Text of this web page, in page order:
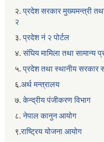
२. प्रदेश सरकार मुख्यमन्त्री
२
३.प्रदेश नं २ पोर्टल
४.संघिय मामिला तथा सामान्य
५.प्रदेश तथा स्थानीय सरकार
६.अर्थ मन्त्रालय
७.केन्द्रीय पंजीकरण विभाग
८.नेपाल कानुन आयोग
९.राष्ट्रिय योजना आयोग